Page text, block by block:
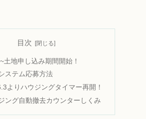
目次
土地申し込み期間開始！
ステム応募方法
よりハウジングタイマー再開！
ング自動撤去カウンターしくみ